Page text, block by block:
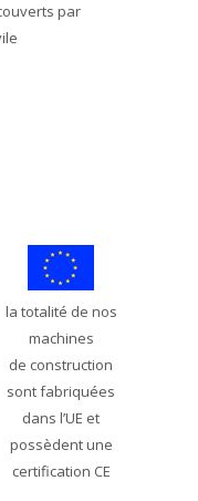
par
la totalité de nos
machines
de construction
sont fabriquées
dans l’UE et
possèdent une
certification CE